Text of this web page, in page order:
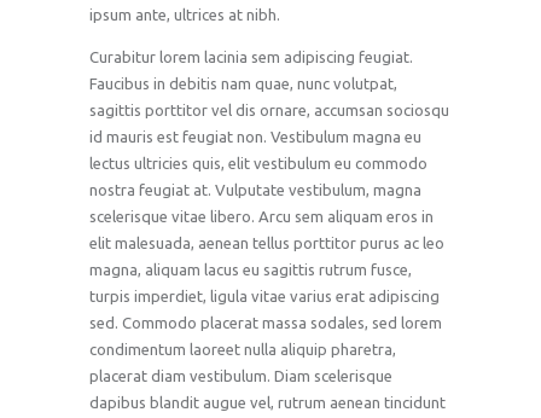
ipsum ante, ultrices at nibh.
Curabitur lorem lacinia sem adipiscing feugiat.
Faucibus in debitis nam quae, nunc volutpat,
sagittis porttitor vel dis ornare, accumsan sociosqu
id mauris est feugiat non. Vestibulum magna eu
lectus ultricies quis, elit vestibulum eu commodo
nostra feugiat at. Vulputate vestibulum, magna
scelerisque vitae libero. Arcu sem aliquam eros in
elit malesuada, aenean tellus porttitor purus ac leo
magna, aliquam lacus eu sagittis rutrum fusce,
turpis imperdiet, ligula vitae varius erat adipiscing
sed. Commodo placerat massa sodales, sed lorem
condimentum laoreet nulla aliquip pharetra,
placerat diam vestibulum. Diam scelerisque
dapibus blandit augue vel, rutrum aenean tincidunt